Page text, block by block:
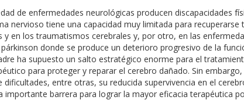
de enfermedades neurológicas producen discapacidades
nervioso tiene una capacidad muy limitada para
y en los traumatismos cerebrales y, por otro, en las
donde se produce un deterioro progresivo de la
ha supuesto un salto estratégico enorme para el
para proteger y reparar el cerebro dañado. Sin
dificultades, entre otras, su reducida supervivencia en el
importante barrera para lograr la mayor eficacia terapéutica